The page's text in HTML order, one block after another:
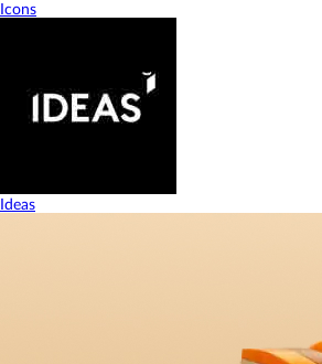
Icons
Ideas